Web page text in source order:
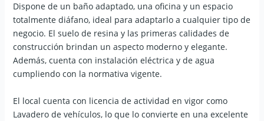
Dispone de un baño adaptado, una oficina y un espacio
totalmente diáfano, ideal para adaptarlo a cualquier tipo de
negocio. El suelo de resina y las primeras calidades de
construcción brindan un aspecto moderno y elegante.
Además, cuenta con instalación eléctrica y de agua
cumpliendo con la normativa vigente.
El local cuenta con licencia de actividad en vigor como
Lavadero de vehículos, lo que lo convierte en una excelente